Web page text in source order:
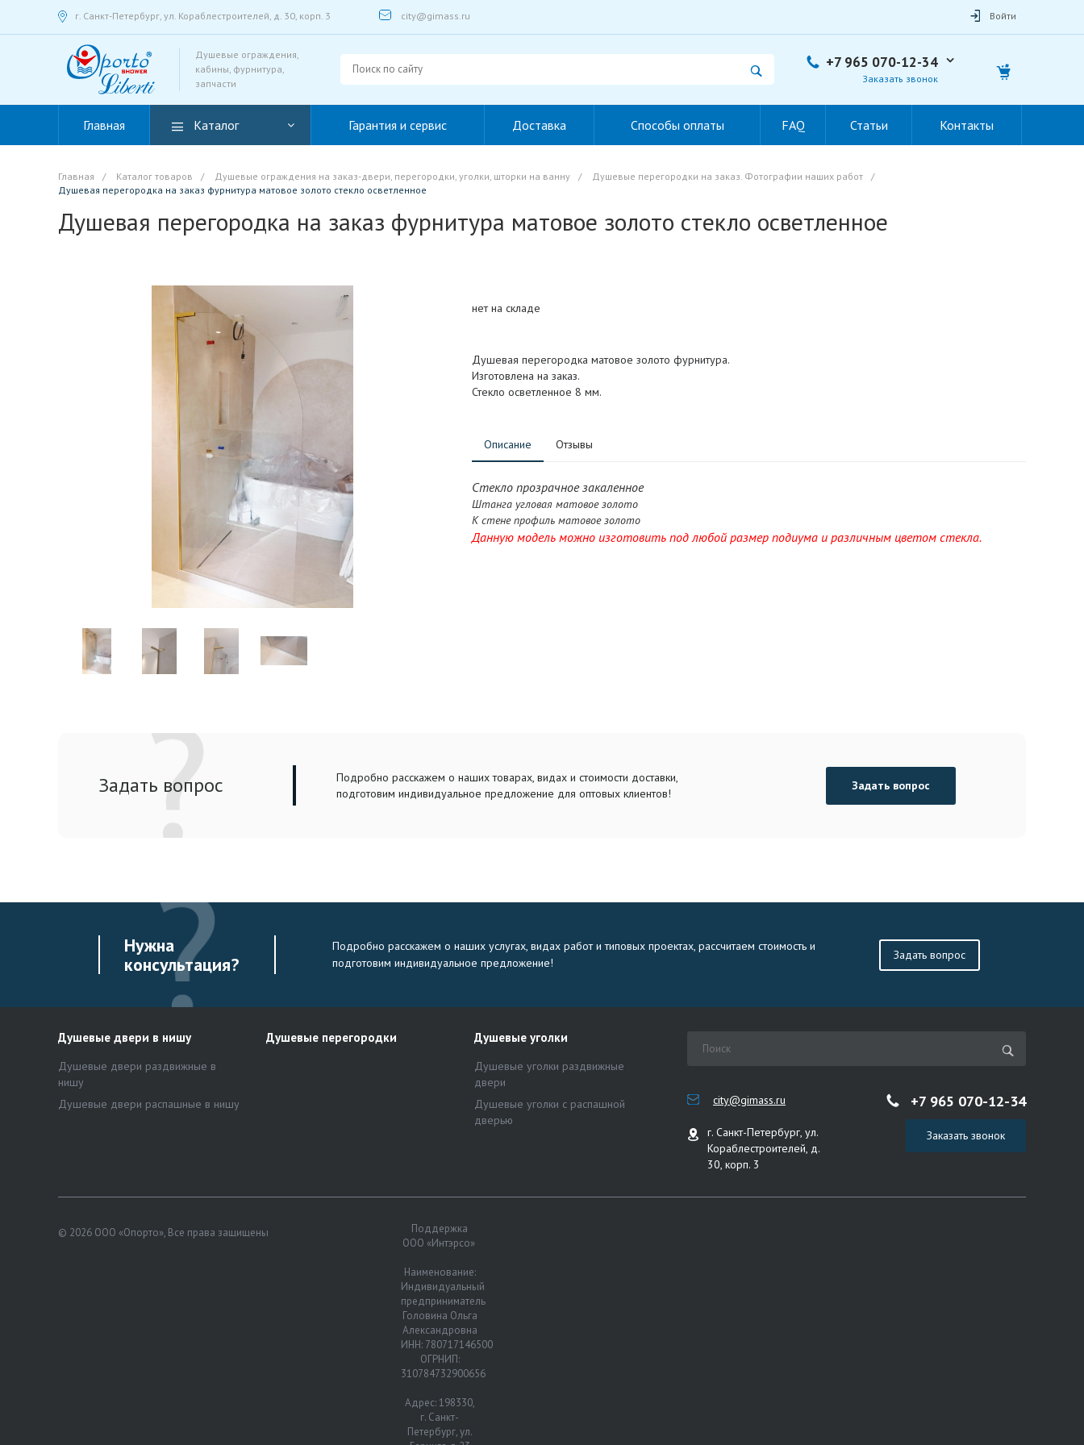
г. Санкт-Петербург, ул. Кораблестроителей, д. 30, корп. 3 city@gimass.ru Войти
Душевые ограждения,
кабины, фурнитура,
запчасти
+7 965 070-12-34
Заказать звонок
Главная Каталог Гарантия и сервис Доставка Способы оплаты FAQ Статьи Контакты
Главная / Каталог товаров / Душевые ограждения на заказ-двери, перегородки, уголки, шторки на ванну / Душевые перегородки на заказ. Фотографии наших работ
/
Душевая перегородка на заказ фурнитура матовое золото стекло осветленное
Душевая перегородка на заказ фурнитура матовое золото стекло осветленное
нет на складе
Душевая перегородка матовое золото фурнитура.
Изготовлена на заказ.
Стекло осветленное 8 мм.
Описание Отзывы
Стекло прозрачное закаленное
Штанга угловая матовое золото
К стене профиль матовое золото
Данную модель можно изготовить под любой размер подиума и различным цветом стекла.
Задать вопрос
Подробно расскажем о наших товарах, видах и стоимости доставки,
подготовим индивидуальное предложение для оптовых клиентов!
Задать вопрос
Нужна
консультация?
Подробно расскажем о наших услугах, видах работ и типовых проектах, рассчитаем стоимость и
подготовим индивидуальное предложение!
Задать вопрос
Душевые двери в нишу
Душевые двери раздвижные в
нишу
Душевые двери распашные в нишу
Душевые перегородки Душевые уголки
Душевые уголки раздвижные
двери
Душевые уголки с распашной
дверью
city@gimass.ru
г. Санкт-Петербург, ул.
Кораблестроителей, д.
30, корп. 3
+7 965 070-12-34
Заказать звонок
© 2026 ООО «Опорто», Все права защищены
Поддержка
ООО «Интэрсо»
Наименование:
Индивидуальный
предприниматель
Головина Ольга
Александровна
ИНН: 780717146500
ОГРНИП:
310784732900656
Адрес: 198330,
г. Санкт-
Петербург, ул.